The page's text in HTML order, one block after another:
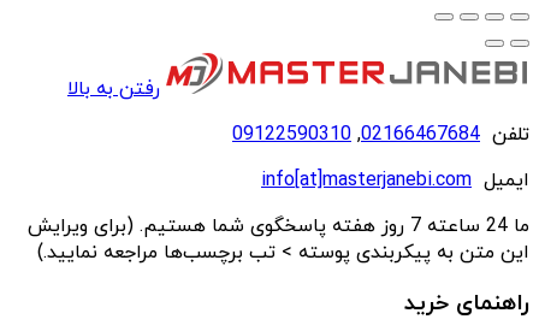
رفتن به بالا
تلفن 02166467684
,
09122590310
ایمیل info[at]masterjanebi.com
ما 24 ساعته 7 روز هفته پاسخگوی شما هستیم. (برای ویرایش
این متن به پیکربندی پوسته > تب برچسب‌ها مراجعه نمایید.)
راهنمای خرید